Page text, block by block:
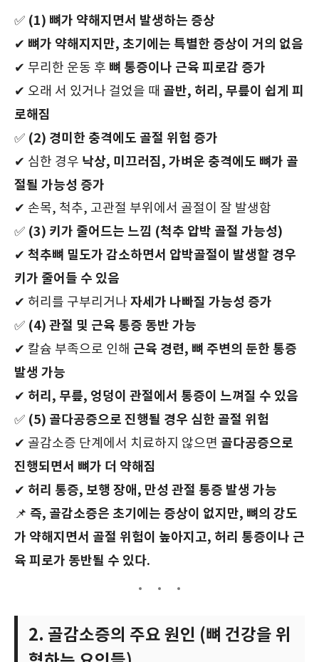
✅ (1) 뼈가 약해지면서 발생하는 증상
✔ 뼈가 약해지지만, 초기에는 특별한 증상이 거의 없음
✔ 무리한 운동 후 뼈 통증이나 근육 피로감 증가
✔ 오래 서 있거나 걸었을 때 골반, 허리, 무릎이 쉽게 피
로해짐
✅ (2) 경미한 충격에도 골절 위험 증가
✔ 심한 경우 낙상, 미끄러짐, 가벼운 충격에도 뼈가 골
절될 가능성 증가
✔ 손목, 척추, 고관절 부위에서 골절이 잘 발생함
✅ (3) 키가 줄어드는 느낌 (척추 압박 골절 가능성)
✔ 척추뼈 밀도가 감소하면서 압박골절이 발생할 경우
키가 줄어들 수 있음
✔ 허리를 구부리거나 자세가 나빠질 가능성 증가
✅ (4) 관절 및 근육 통증 동반 가능
✔ 칼슘 부족으로 인해 근육 경련, 뼈 주변의 둔한 통증
발생 가능
✔ 허리, 무릎, 엉덩이 관절에서 통증이 느껴질 수 있음
✅ (5) 골다공증으로 진행될 경우 심한 골절 위험
✔ 골감소증 단계에서 치료하지 않으면 골다공증으로
진행되면서 뼈가 더 약해짐
✔ 허리 통증, 보행 장애, 만성 관절 통증 발생 가능
📌 즉, 골감소증은 초기에는 증상이 없지만, 뼈의 강도
가 약해지면서 골절 위험이 높아지고, 허리 통증이나 근
육 피로가 동반될 수 있다.
2. 골감소증의 주요 원인 (뼈 건강을 위